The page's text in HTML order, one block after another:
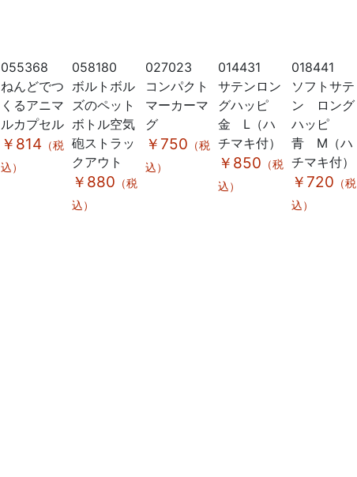
055368
ねんどでつ
くるアニマ
ルカプセル
￥814 （税
込）
058180
ボルトボル
ズのペット
ボトル空気
砲ストラッ
クアウト
￥880 （税
込）
027023
コンパクト
マーカーマ
グ
￥750 （税
込）
014431
サテンロン
グハッピ
金 L（ハ
チマキ付）
￥850 （税
込）
018441
ソフトサテ
ン ロング
ハッピ
青 M（ハ
チマキ付）
￥720 （税
込）